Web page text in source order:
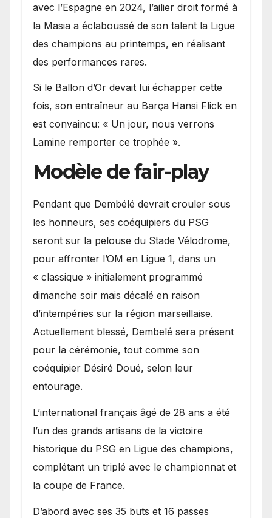
avec l’Espagne en 2024, l’ailier droit formé à
la Masia a éclaboussé de son talent la Ligue
des champions au printemps, en réalisant
des performances rares.
Si le Ballon d’Or devait lui échapper cette
fois, son entraîneur au Barça Hansi Flick en
est convaincu: « Un jour, nous verrons
Lamine remporter ce trophée ».
Modèle de fair-play
Pendant que Dembélé devrait crouler sous
les honneurs, ses coéquipiers du PSG
seront sur la pelouse du Stade Vélodrome,
pour affronter l’OM en Ligue 1, dans un
« classique » initialement programmé
dimanche soir mais décalé en raison
d’intempéries sur la région marseillaise.
Actuellement blessé, Dembelé sera présent
pour la cérémonie, tout comme son
coéquipier Désiré Doué, selon leur
entourage.
L’international français âgé de 28 ans a été
l’un des grands artisans de la victoire
historique du PSG en Ligue des champions,
complétant un triplé avec le championnat et
la coupe de France.
D’abord avec ses 35 buts et 16 passes